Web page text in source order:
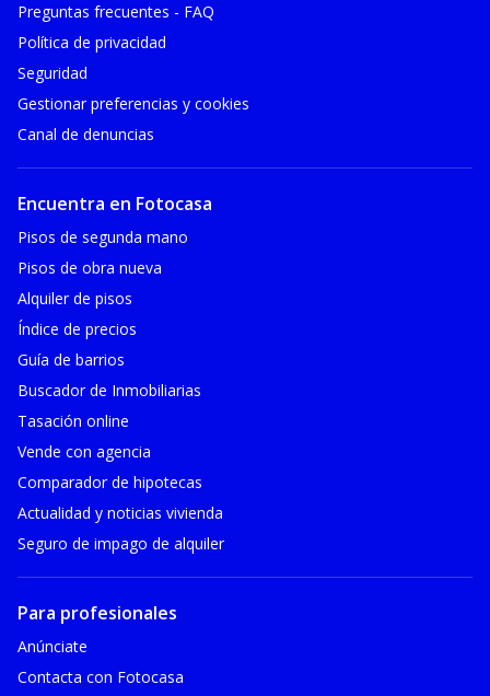
Preguntas frecuentes - FAQ
Política de privacidad
Seguridad
Gestionar preferencias y cookies
Canal de denuncias
Encuentra en Fotocasa
Pisos de segunda mano
Pisos de obra nueva
Alquiler de pisos
Índice de precios
Guía de barrios
Buscador de Inmobiliarias
Tasación online
Vende con agencia
Comparador de hipotecas
Actualidad y noticias vivienda
Seguro de impago de alquiler
Para profesionales
Anúnciate
Contacta con Fotocasa